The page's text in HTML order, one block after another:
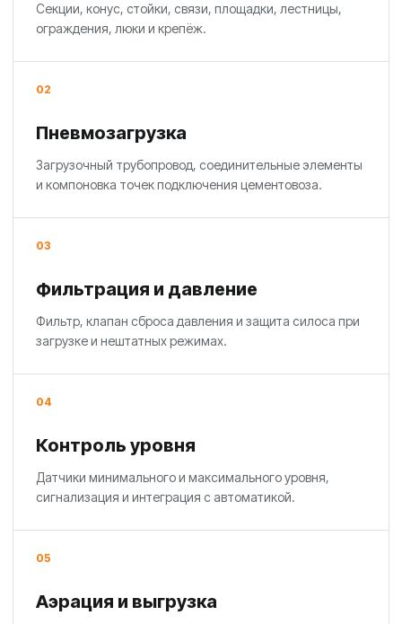
Секции, конус, стойки, связи, площадки, лестницы,
ограждения, люки и крепёж.
02
Пневмозагрузка
Загрузочный трубопровод, соединительные элементы
и компоновка точек подключения цементовоза.
03
Фильтрация и давление
Фильтр, клапан сброса давления и защита силоса при
загрузке и нештатных режимах.
04
Контроль уровня
Датчики минимального и максимального уровня,
сигнализация и интеграция с автоматикой.
05
Аэрация и выгрузка